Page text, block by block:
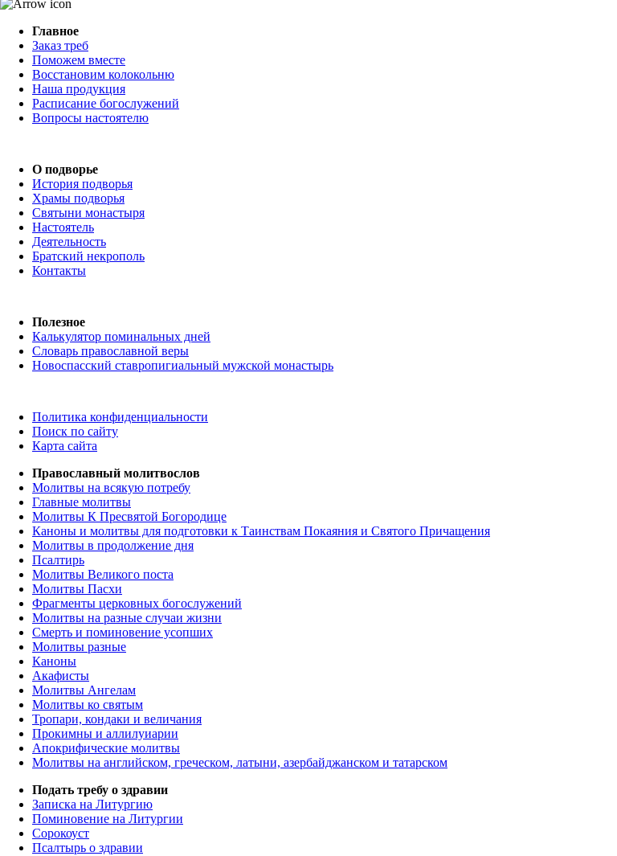
Главное
Заказ треб
Поможем вместе
Восстановим колокольню
Наша продукция
Расписание богослужений
Вопросы настоятелю
О подворье
История подворья
Храмы подворья
Святыни монастыря
Настоятель
Деятельность
Братский некрополь
Контакты
Полезное
Калькулятор поминальных дней
Словарь православной веры
Новоспасский ставропигиальный мужской монастырь
Политика конфиденциальности
Поиск по сайту
Карта сайта
Православный молитвослов
Молитвы на всякую потребу
Главные молитвы
Молитвы К Пресвятой Богородице
Каноны и молитвы для подготовки к Таинствам Покаяния и Святого Причащения
Молитвы в продолжение дня
Псалтирь
Молитвы Великого поста
Молитвы Пасхи
Фрагменты церковных богослужений
Молитвы на разные случаи жизни
Смерть и поминовение усопших
Молитвы разные
Каноны
Акафисты
Молитвы Ангелам
Молитвы ко святым
Тропари, кондаки и величания
Прокимны и аллилуиарии
Апокрифические молитвы
Молитвы на английском, греческом, латыни, азербайджанском и татарском
Подать требу о здравии
Записка на Литургию
Поминовение на Литургии
Сорокоуст
Псалтырь о здравии